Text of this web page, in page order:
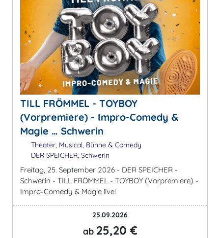
TILL FRÖMMEL - TOYBOY
(Vorpremiere) - Impro-Comedy &
Magie … Schwerin
Theater, Musical, Bühne & Comedy
DER SPEICHER, Schwerin
Freitag, 25. September 2026 - DER SPEICHER -
Schwerin - TILL FRÖMMEL - TOYBOY (Vorpremiere) -
Impro-Comedy & Magie live!
25.09.2026
ab 25,20 €